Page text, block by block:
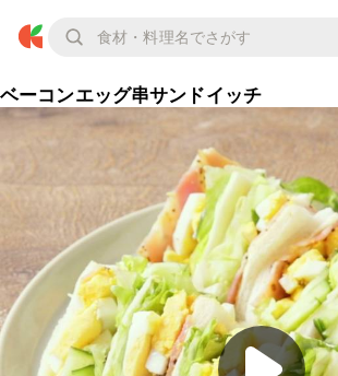
ベーコンエッグ串サンドイッチ